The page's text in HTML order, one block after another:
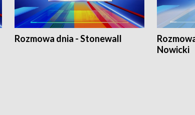
Rozmowa dnia - Stonewall
Nowicki